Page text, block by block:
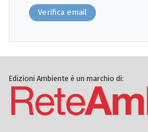
Verifica email
Edizioni Ambiente è un marchio di: